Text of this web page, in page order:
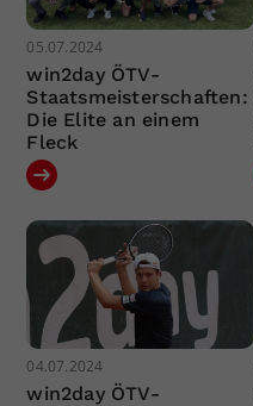
05.07.2024
win2day ÖTV-
Staatsmeisterschaften:
Die Elite an einem
Fleck
04.07.2024
win2day ÖTV-